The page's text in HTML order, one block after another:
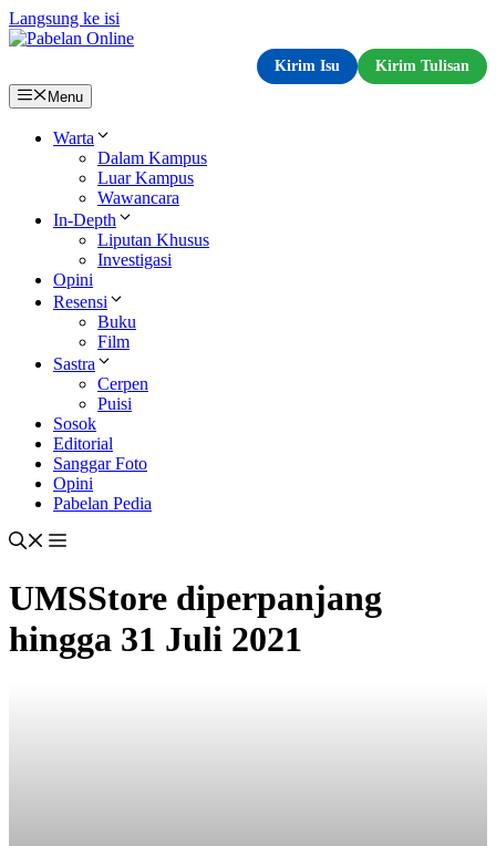
Langsung ke isi
Kirim Isu
Kirim Tulisan
Menu
Warta
Dalam Kampus
Luar Kampus
Wawancara
In-Depth
Liputan Khusus
Investigasi
Opini
Resensi
Buku
Film
Sastra
Cerpen
Puisi
Sosok
Editorial
Sanggar Foto
Opini
Pabelan Pedia
UMSStore diperpanjang
hingga 31 Juli 2021